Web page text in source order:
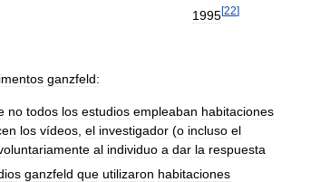
1995[22]
ganzfeld:
no todos los estudios empleaban habitaciones
los vídeos el investigador (o incluso el
al individuo a dar la respuesta
ganzfeld que utilizaron habitaciones